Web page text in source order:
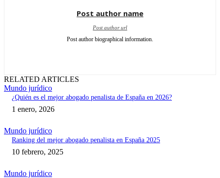
Post author name
Post author url
Post author biographical information.
RELATED ARTICLES
Mundo jurídico
¿Quién es el mejor abogado penalista de España en 2026?
1 enero, 2026
Mundo jurídico
Ranking del mejor abogado penalista en España 2025
10 febrero, 2025
Mundo jurídico